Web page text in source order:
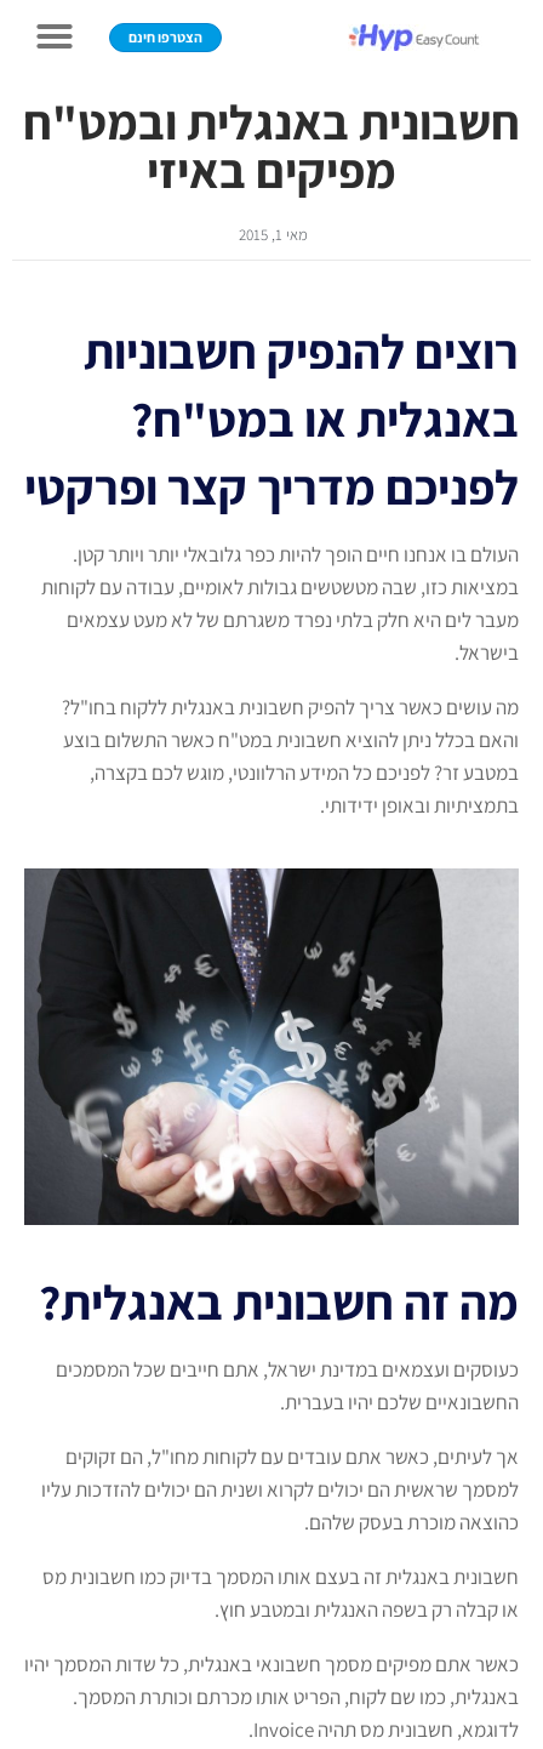
הצטרפו חינם
חשבונית באנגלית ובמט"ח
מפיקים באיזי
מאי 1, 2015
רוצים להנפיק חשבוניות
באנגלית או במט"ח?
לפניכם מדריך קצר ופרקטי
העולם בו אנחנו חיים הופך להיות כפר גלובאלי יותר ויותר קטן.
במציאות כזו, שבה מטשטשים גבולות לאומיים, עבודה עם לקוחות
מעבר לים היא חלק בלתי נפרד משגרתם של לא מעט עצמאים
בישראל.
מה עושים כאשר צריך להפיק חשבונית באנגלית ללקוח בחו"ל?
והאם בכלל ניתן להוציא חשבונית במט"ח כאשר התשלום בוצע
במטבע זר? לפניכם כל המידע הרלוונטי, מוגש לכם בקצרה,
בתמציתיות ובאופן ידידותי.
מה זה חשבונית באנגלית?
כעוסקים ועצמאים במדינת ישראל, אתם חייבים שכל המסמכים
החשבונאיים שלכם יהיו בעברית.
אך לעיתים, כאשר אתם עובדים עם לקוחות מחו"ל, הם זקוקים
למסמך שראשית הם יכולים לקרוא ושנית הם יכולים להזדכות עליו
כהוצאה מוכרת בעסק שלהם.
חשבונית באנגלית זה בעצם אותו המסמך בדיוק כמו חשבונית מס
או קבלה רק בשפה האנגלית ובמטבע חוץ.
כאשר אתם מפיקים מסמך חשבונאי באנגלית, כל שדות המסמך יהיו
באנגלית, כמו שם לקוח, הפריט אותו מכרתם וכותרת המסמך.
לדוגמא, חשבונית מס תהיה Invoice.